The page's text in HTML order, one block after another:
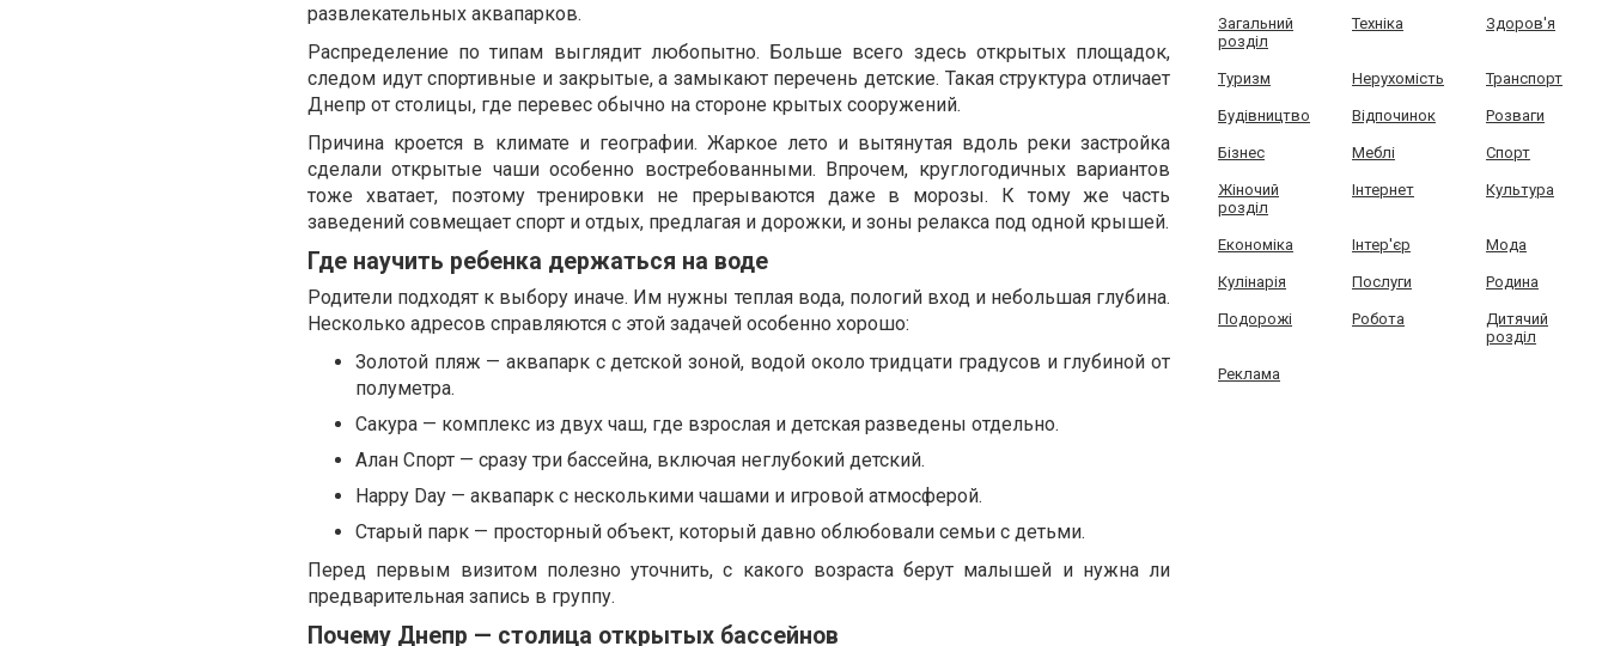
развлекательных аквапарков.
Распределение по типам выглядит любопытно. Больше всего здесь открытых площадок,
следом идут спортивные и закрытые, а замыкают перечень детские. Такая структура отличает
Днепр от столицы, где перевес обычно на стороне крытых сооружений.
Причина кроется в климате и географии. Жаркое лето и вытянутая вдоль реки застройка
сделали открытые чаши особенно востребованными. Впрочем, круглогодичных вариантов
тоже хватает, поэтому тренировки не прерываются даже в морозы. К тому же часть
заведений совмещает спорт и отдых, предлагая и дорожки, и зоны релакса под одной крышей.
Где научить ребенка держаться на воде
Родители подходят к выбору иначе. Им нужны теплая вода, пологий вход и небольшая глубина.
Несколько адресов справляются с этой задачей особенно хорошо:
Золотой пляж — аквапарк с детской зоной, водой около тридцати градусов и глубиной от
полуметра.
Сакура — комплекс из двух чаш, где взрослая и детская разведены отдельно.
Алан Спорт — сразу три бассейна, включая неглубокий детский.
Happy Day — аквапарк с несколькими чашами и игровой атмосферой.
Старый парк — просторный объект, который давно облюбовали семьи с детьми.
Перед первым визитом полезно уточнить, с какого возраста берут малышей и нужна ли
предварительная запись в группу.
Почему Днепр — столица открытых бассейнов
Загальний
розділ
Техніка Здоров'я
Туризм Нерухомість Транспорт
Будівництво Відпочинок Розваги
Бізнес Меблі Спорт
Жіночий
розділ
Інтернет Культура
Економіка Інтер'єр Мода
Кулінарія Послуги Родина
Подорожі Робота
Дитячий
розділ
Реклама